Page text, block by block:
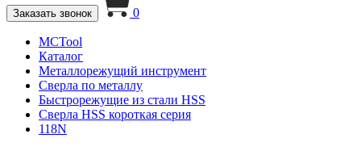
Заказать звонок 0
MCTool
Каталог
Металлорежущий инструмент
Сверла по металлу
Быстрорежущие из стали HSS
Сверла HSS короткая серия
118N